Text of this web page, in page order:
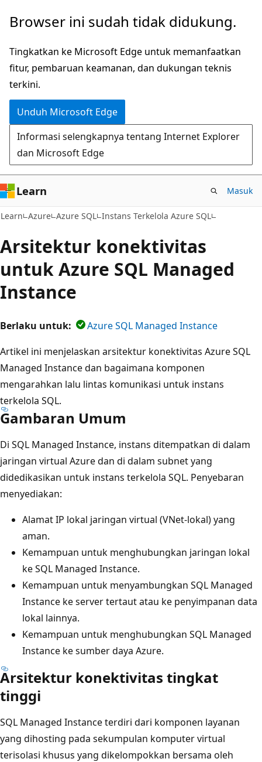
Lompati
konten
utama
Browser ini sudah tidak didukung.
Tingkatkan ke Microsoft Edge untuk memanfaatkan
fitur, pembaruan keamanan, dan dukungan teknis
terkini.
Unduh Microsoft Edge
Informasi selengkapnya tentang Internet Explorer
dan Microsoft Edge
Learn Masuk
Learn Azure Azure SQL Instans Terkelola Azure SQL
Arsitektur konektivitas
untuk Azure SQL Managed
Instance
Berlaku untuk:
Azure SQL Managed Instance
Artikel ini menjelaskan arsitektur konektivitas Azure SQL
Managed Instance dan bagaimana komponen
mengarahkan lalu lintas komunikasi untuk instans
terkelola SQL.
Gambaran Umum
Di SQL Managed Instance, instans ditempatkan di dalam
jaringan virtual Azure dan di dalam subnet yang
didedikasikan untuk instans terkelola SQL. Penyebaran
menyediakan:
Alamat IP lokal jaringan virtual (VNet-lokal) yang
aman.
Kemampuan untuk menghubungkan jaringan lokal
ke SQL Managed Instance.
Kemampuan untuk menyambungkan SQL Managed
Instance ke server tertaut atau ke penyimpanan data
lokal lainnya.
Kemampuan untuk menghubungkan SQL Managed
Instance ke sumber daya Azure.
Arsitektur konektivitas tingkat
tinggi
SQL Managed Instance terdiri dari komponen layanan
yang dihosting pada sekumpulan komputer virtual
terisolasi khusus yang dikelompokkan bersama oleh